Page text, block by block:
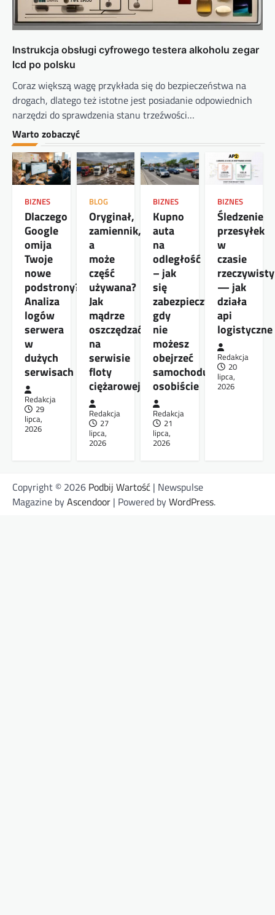
Instrukcja obsługi cyfrowego testera alkoholu zegar
lcd po polsku
Coraz większą wagę przykłada się do bezpieczeństwa na
drogach, dlatego też istotne jest posiadanie odpowiednich
narzędzi do sprawdzenia stanu trzeźwości…
Warto zobaczyć
BIZNES
Dlaczego
Google
omija
Twoje
nowe
podstrony?
Analiza
logów
serwera
w
dużych
serwisach
Redakcja
29
lipca,
2026
BLOG
Oryginał,
zamiennik,
a
może
część
używana?
Jak
mądrze
oszczędzać
na
serwisie
floty
ciężarowej
Redakcja
27
lipca,
2026
BIZNES
Kupno
auta
na
odległość
– jak
się
zabezpieczyć,
gdy
nie
możesz
obejrzeć
samochodu
osobiście
Redakcja
21
lipca,
2026
BIZNES
Śledzenie
przesyłek
w
czasie
— jak
działa
api
logistyczne
Redakcja
20
lipca,
2026
Copyright © 2026 Podbij Wartość | Newspulse
Magazine byAscendoor | Powered byWordPress.